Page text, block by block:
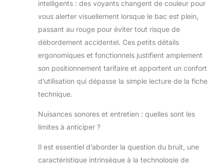
intelligents : des voyants changent de couleur pour
vous alerter visuellement lorsque le bac est plein,
passant au rouge pour éviter tout risque de
débordement accidentel. Ces petits détails
ergonomiques et fonctionnels justifient amplement
son positionnement tarifaire et apportent un confort
d’utilisation qui dépasse la simple lecture de la fiche
technique.
Nuisances sonores et entretien : quelles sont les
limites à anticiper ?
Il est essentiel d’aborder la question du bruit, une
caractéristique intrinsèque à la technologie de